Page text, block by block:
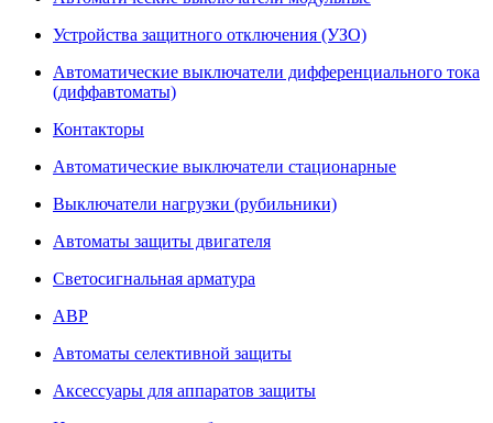
Устройства защитного отключения (УЗО)
Автоматические выключатели дифференциального тока
(диффавтоматы)
Контакторы
Автоматические выключатели стационарные
Выключатели нагрузки (рубильники)
Автоматы защиты двигателя
Светосигнальная арматура
АВР
Автоматы селективной защиты
Аксессуары для аппаратов защиты